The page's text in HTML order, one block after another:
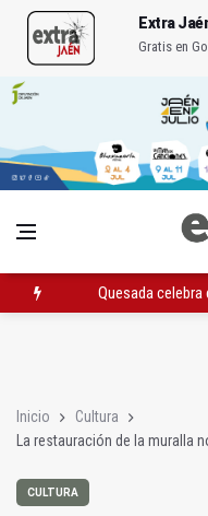
Extra
Gratis en
Quesada celebra
Inicio
Cultura
La restauración de la muralla
CULTURA